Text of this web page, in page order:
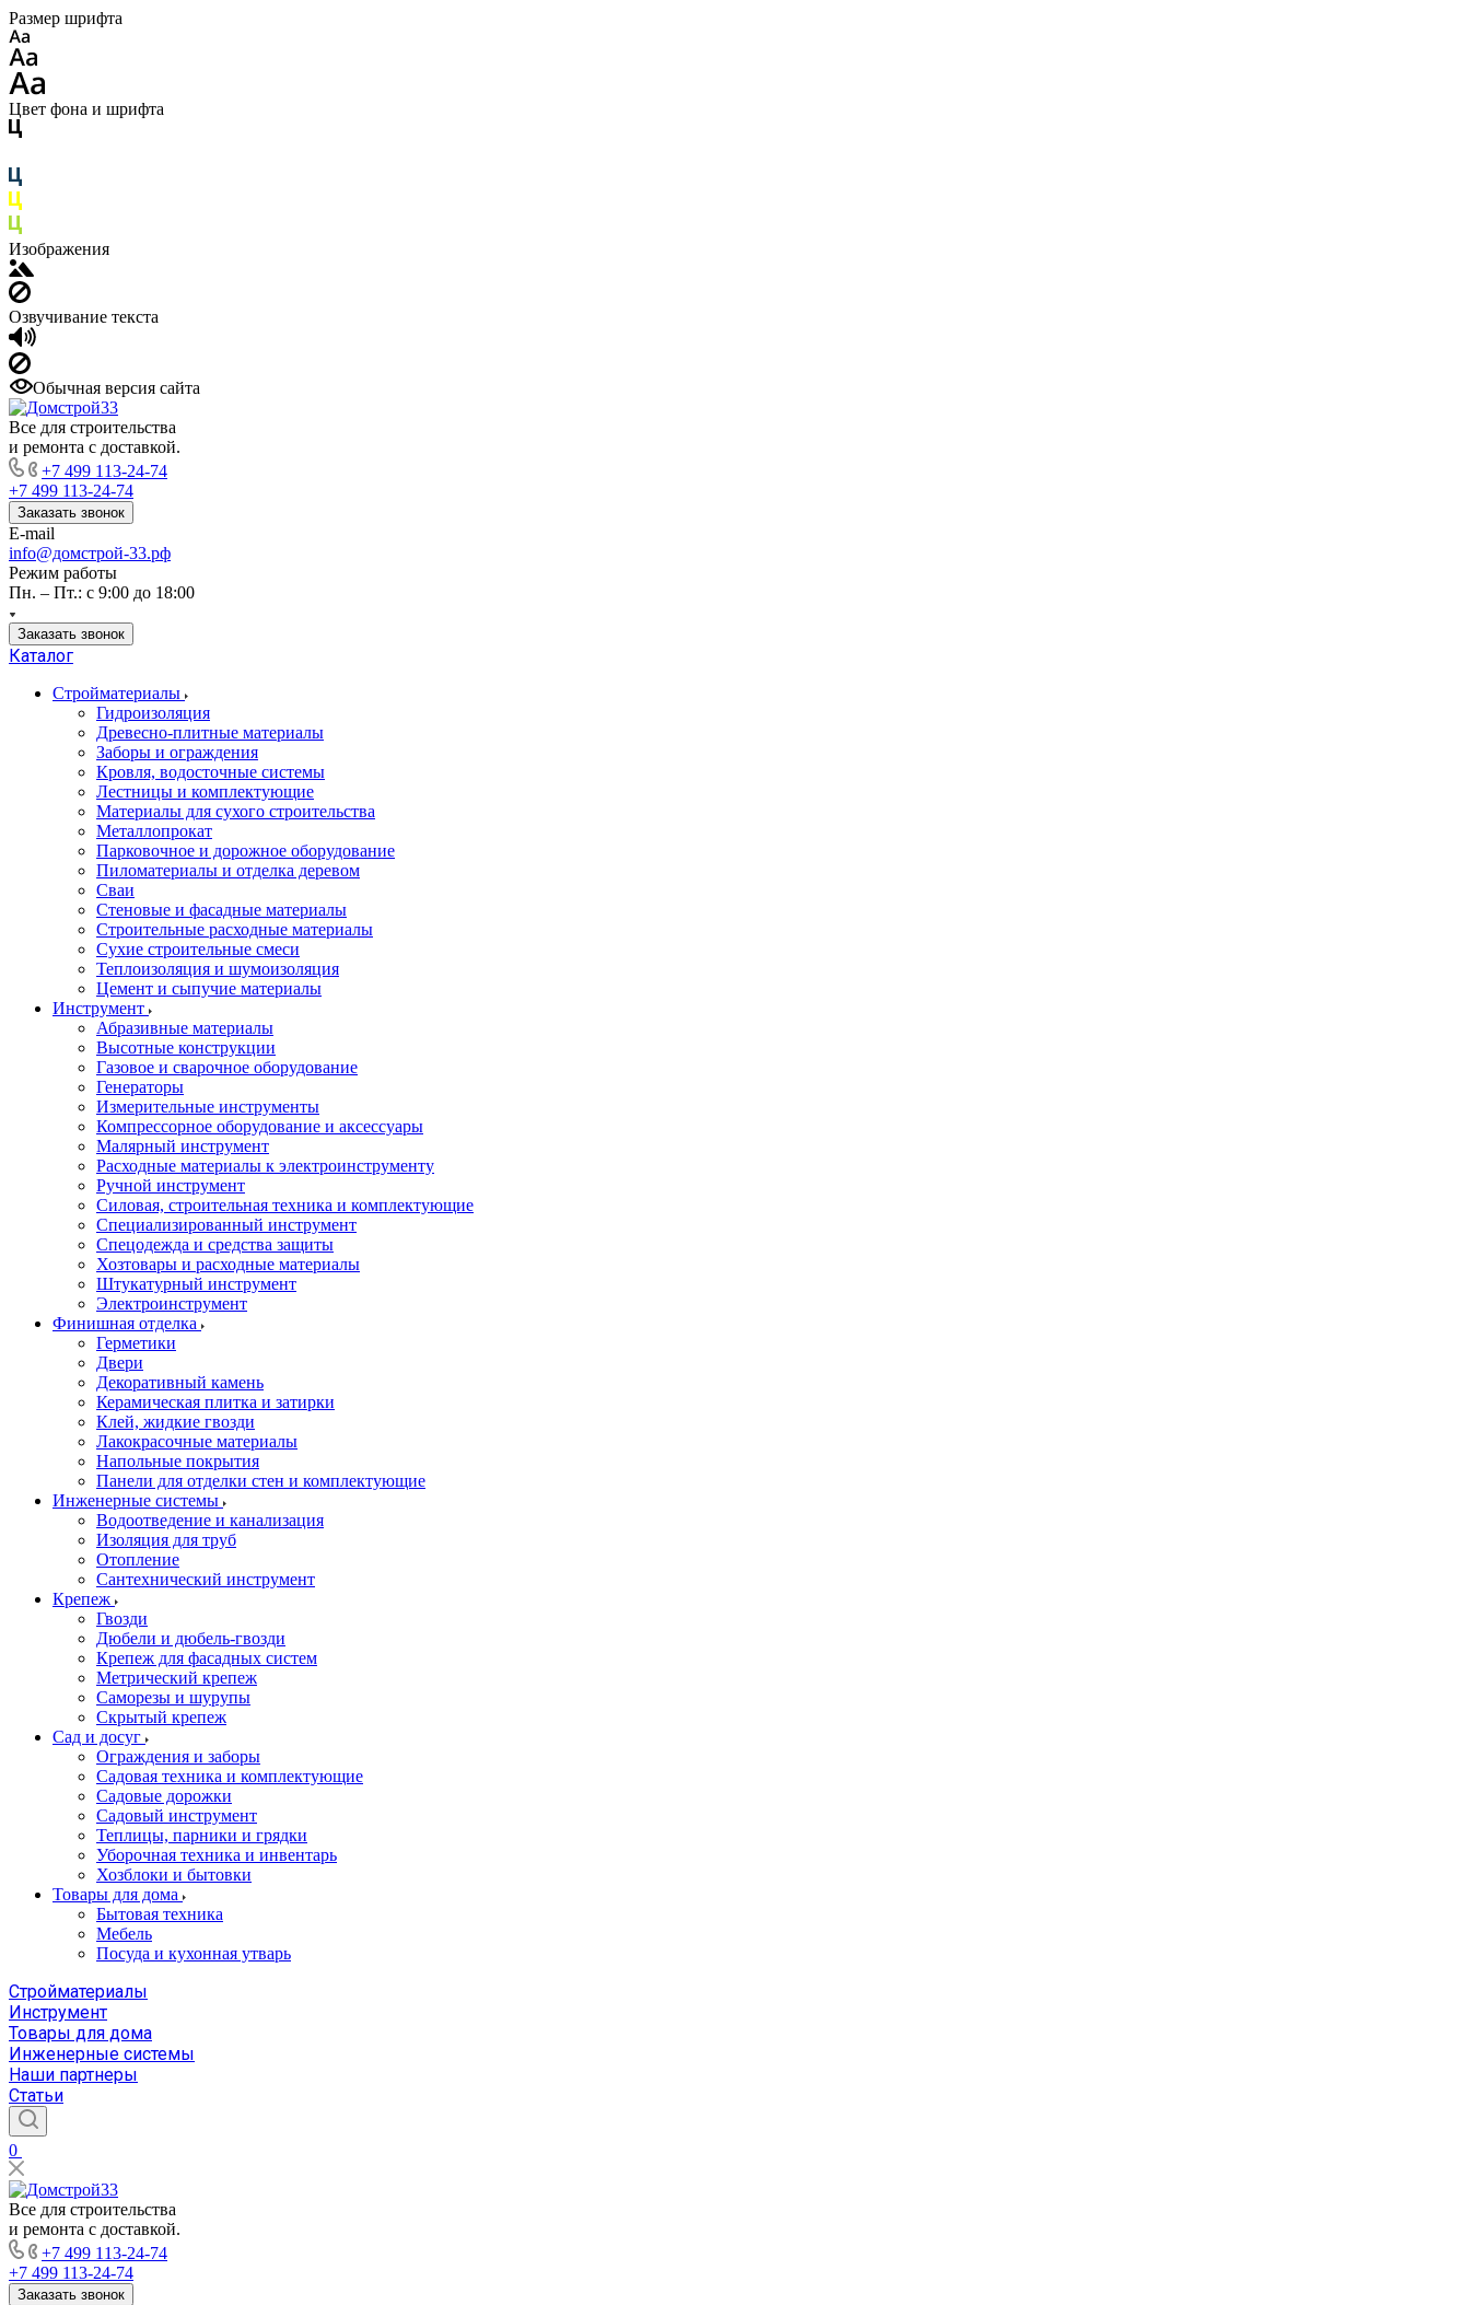
Размер шрифта
Цвет фона и шрифта
Изображения
Озвучивание текста
Обычная версия сайта
Все для строительства
и ремонта с доставкой.
+7 499 113-24-74
+7 499 113-24-74
Заказать звонок
E-mail
info@домстрой-33.рф
Режим работы
Пн. – Пт.: с 9:00 до 18:00
Заказать звонок
Каталог
Стройматериалы
Гидроизоляция
Древесно-плитные материалы
Заборы и ограждения
Кровля, водосточные системы
Лестницы и комплектующие
Материалы для сухого строительства
Металлопрокат
Парковочное и дорожное оборудование
Пиломатериалы и отделка деревом
Сваи
Стеновые и фасадные материалы
Строительные расходные материалы
Сухие строительные смеси
Теплоизоляция и шумоизоляция
Цемент и сыпучие материалы
Инструмент
Абразивные материалы
Высотные конструкции
Газовое и сварочное оборудование
Генераторы
Измерительные инструменты
Компрессорное оборудование и аксессуары
Малярный инструмент
Расходные материалы к электроинструменту
Ручной инструмент
Силовая, строительная техника и комплектующие
Специализированный инструмент
Спецодежда и средства защиты
Хозтовары и расходные материалы
Штукатурный инструмент
Электроинструмент
Финишная отделка
Герметики
Двери
Декоративный камень
Керамическая плитка и затирки
Клей, жидкие гвозди
Лакокрасочные материалы
Напольные покрытия
Панели для отделки стен и комплектующие
Инженерные системы
Водоотведение и канализация
Изоляция для труб
Отопление
Сантехнический инструмент
Крепеж
Гвозди
Дюбели и дюбель-гвозди
Крепеж для фасадных систем
Метрический крепеж
Саморезы и шурупы
Скрытый крепеж
Сад и досуг
Ограждения и заборы
Садовая техника и комплектующие
Садовые дорожки
Садовый инструмент
Теплицы, парники и грядки
Уборочная техника и инвентарь
Хозблоки и бытовки
Товары для дома
Бытовая техника
Мебель
Посуда и кухонная утварь
Стройматериалы
Инструмент
Товары для дома
Инженерные системы
Наши партнеры
Статьи
0
Все для строительства
и ремонта с доставкой.
+7 499 113-24-74
+7 499 113-24-74
Заказать звонок